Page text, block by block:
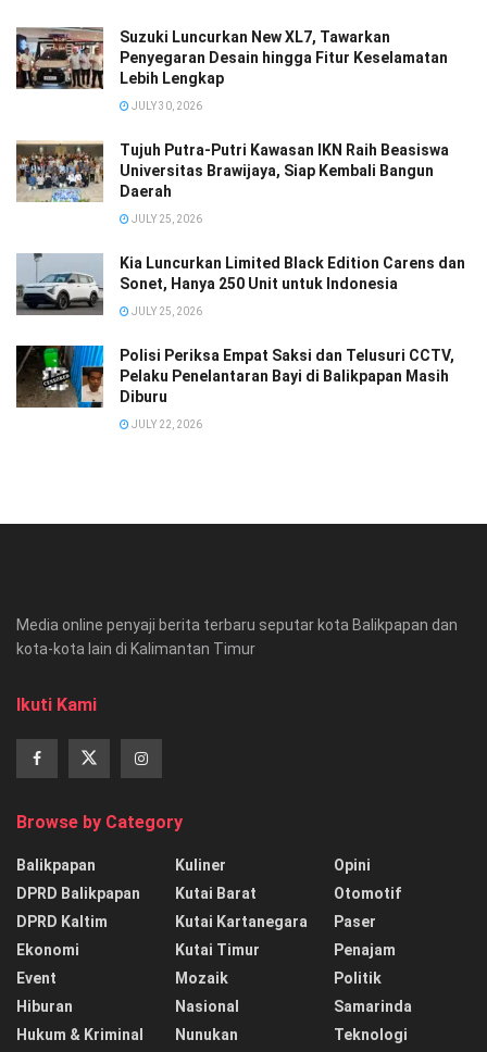
Suzuki Luncurkan New XL7, Tawarkan
Penyegaran Desain hingga Fitur Keselamatan
Lebih Lengkap
JULY 30, 2026
Tujuh Putra-Putri Kawasan IKN Raih Beasiswa
Universitas Brawijaya, Siap Kembali Bangun
Daerah
JULY 25, 2026
Kia Luncurkan Limited Black Edition Carens dan
Sonet, Hanya 250 Unit untuk Indonesia
JULY 25, 2026
Polisi Periksa Empat Saksi dan Telusuri CCTV,
Pelaku Penelantaran Bayi di Balikpapan Masih
Diburu
JULY 22, 2026
Media online penyaji berita terbaru seputar kota Balikpapan dan
kota-kota lain di Kalimantan Timur
Ikuti Kami
Browse by Category
Balikpapan
DPRD Balikpapan
DPRD Kaltim
Ekonomi
Event
Hiburan
Hukum & Kriminal
Kuliner
Kutai Barat
Kutai Kartanegara
Kutai Timur
Mozaik
Nasional
Nunukan
Opini
Otomotif
Paser
Penajam
Politik
Samarinda
Teknologi